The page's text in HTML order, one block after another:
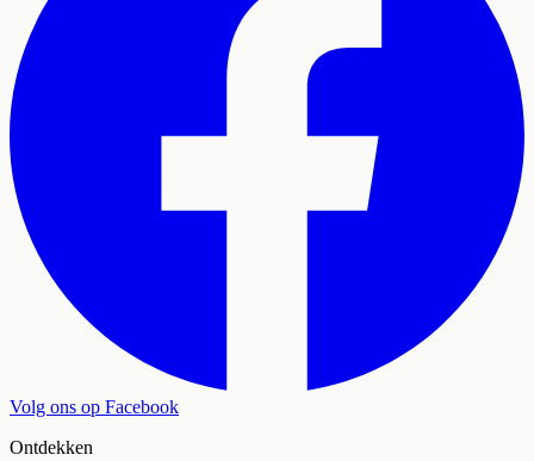
Volg ons op Facebook
Ontdekken